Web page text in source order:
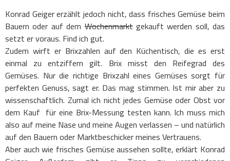
Konrad Geiger erzählt jedoch nicht, dass frisches Gemüse beim
Bauern oder auf demWochenmarktgekauft werden soll, das
setzt er voraus. Find ich gut.
Zudem wirft er Brixzahlen auf den Küchentisch, die es erst
einmal zu entziffern gilt. Brix misst den Reifegrad des
Gemüses. Nur die richtige Brixzahl eines Gemüses sorgt für
perfekten Genuss, sagt er. Das mag stimmen. Ist mir aber zu
wissenschaftlich. Zumal ich nicht jedes Gemüse oder Obst vor
dem Kauf für eine Brix-Messung testen kann. Ich muss mich
also auf meine Nase und meine Augen verlassen – und natürlich
auf den Bauern oder Marktbeschicker meines Vertrauens.
Aber auch wie frisches Gemüse aussehen sollte, erklärt Konrad